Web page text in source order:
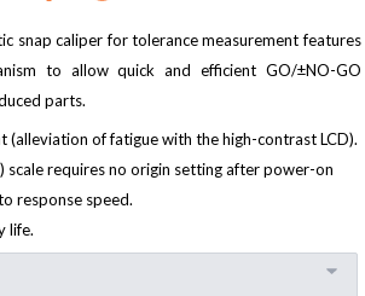
snap caliper for tolerance measurement features
to allow quick and efficient GO/±NO-GO
parts.
(alleviation of fatigue with the high-contrast LCD).
scale requires no origin setting after power-on
response speed.
life.